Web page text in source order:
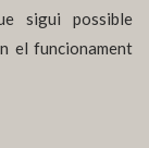
sigui possible
el funcionament